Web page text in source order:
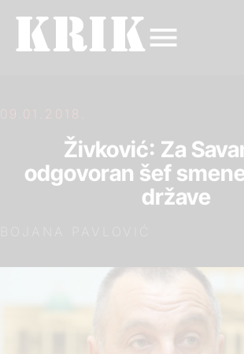
09.01.2018.
Živković: Za
odgovoran šef
države